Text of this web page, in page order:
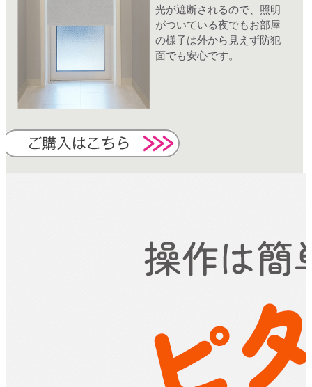
光が遮断されるので、照明
がついている夜でもお部屋
の様子は外から見えず防犯
面でも安心です。